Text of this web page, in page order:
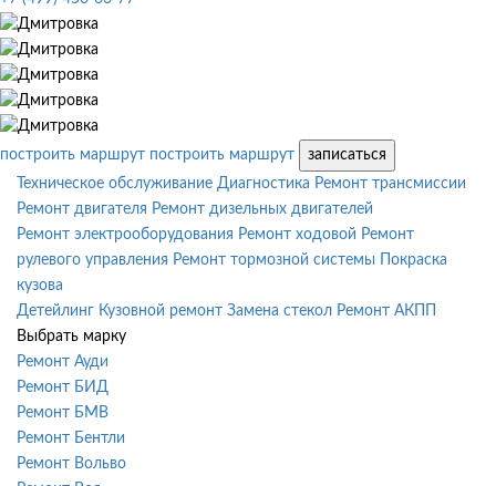
построить маршрут построить маршрут
записаться
Техническое обслуживание Диагностика Ремонт трансмиссии
Ремонт двигателя Ремонт дизельных двигателей
Ремонт электрооборудования Ремонт ходовой Ремонт
рулевого управления Ремонт тормозной системы
Покраска
кузова
Детейлинг Кузовной ремонт Замена стекол Ремонт АКПП
Выбрать марку
Ремонт Ауди
Ремонт БИД
Ремонт БМВ
Ремонт Бентли
Ремонт Вольво